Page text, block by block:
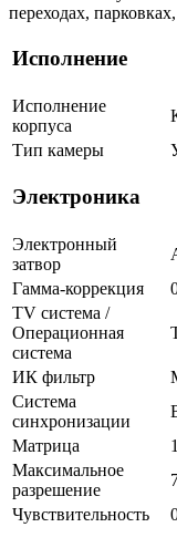
переходах,
Исполнение
Исполнение
корпуса
Тип камеры
Электроника
Электронный
затвор
Гамма-коррекция
TV система /
Операционная
система
ИК фильтр
Система
синхронизации
Матрица
Максимальное
разрешение
Чувствительность